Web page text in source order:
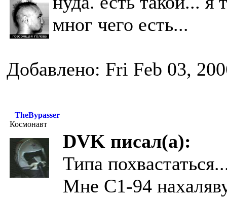
мног чего есть...
Добавлено: Fri Feb 03,
TheBypasser
Космонавт
DVK писал(а):
Типа
Мне C1-94